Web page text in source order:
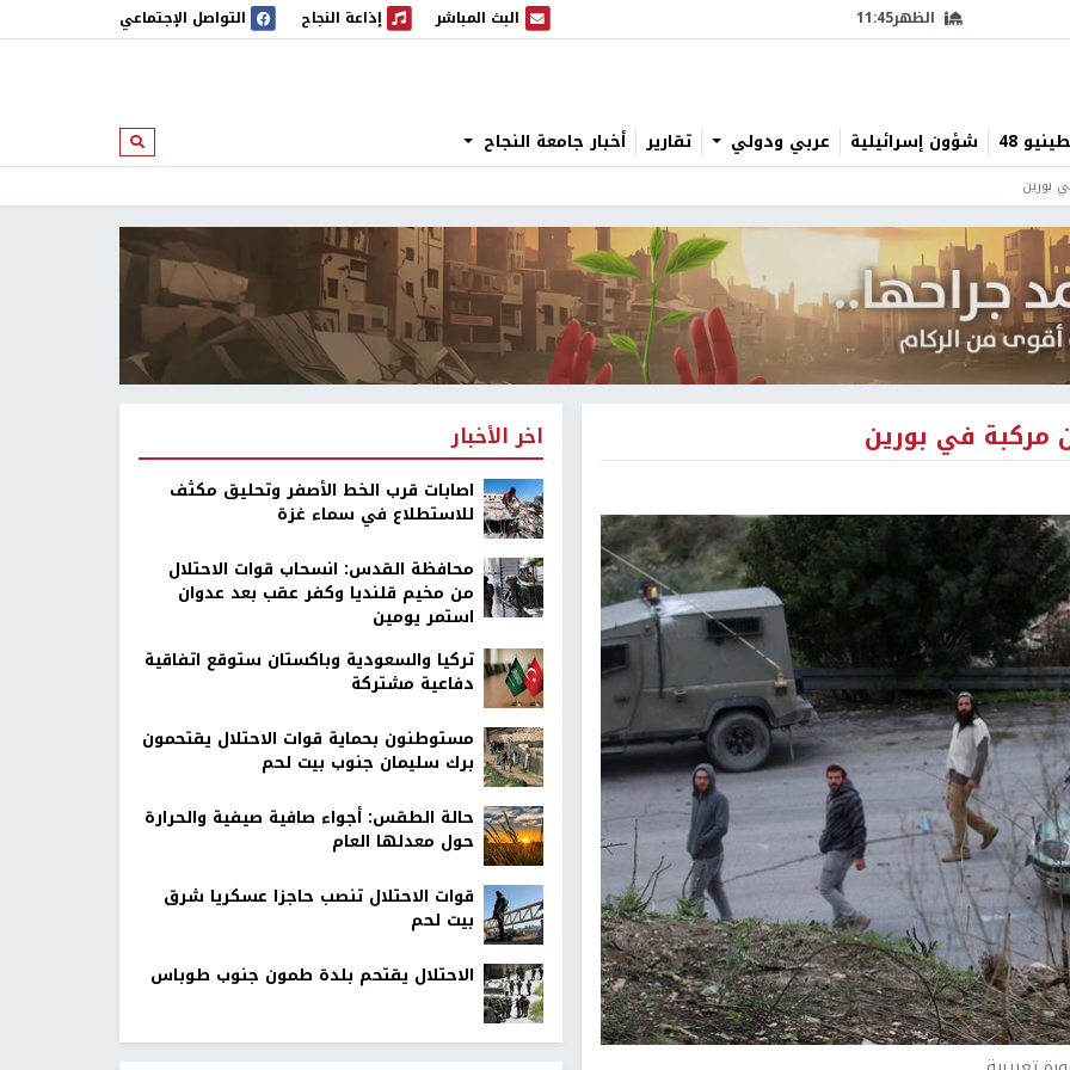
الظهر11:45 البث المباشر
البث المباشر إذاعة النجاح
إذاعة النجاح التواصل الإجتماعي
48 شؤون إسرائيلية عربي ودولي تقارير أخبار جامعة النجاح ابحث
بورين
مركبة في بورين اخر الأخبار
اصابات قرب الخط الأصفر وتحليق مكثف
للاستطلاع في سماء غزة
محافظة القدس: انسحاب قوات الاحتلال
من مخيم قلنديا وكفر عقب بعد عدوان
استمر يومين
تركيا والسعودية وباكستان ستوقع اتفاقية
دفاعية مشتركة
مستوطنون بحماية قوات الاحتلال يقتحمون
برك سليمان جنوب بيت لحم
حالة الطقس: أجواء صافية صيفية والحرارة
حول معدلها العام
قوات الاحتلال تنصب حاجزا عسكريا شرق
بيت لحم
الاحتلال يقتحم بلدة طمون جنوب طوباس